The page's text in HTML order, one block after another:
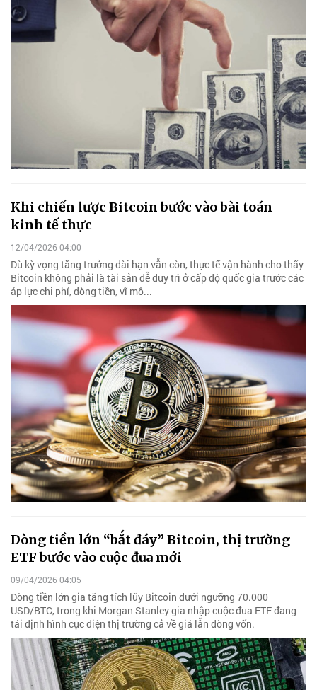
Khi chiến lược Bitcoin bước vào bài toán
kinh tế thực
12/04/2026 04:00
Dù kỳ vọng tăng trưởng dài hạn vẫn còn, thực tế vận hành cho thấy
Bitcoin không phải là tài sản dễ duy trì ở cấp độ quốc gia trước các
áp lực chi phí, dòng tiền, vĩ mô...
Dòng tiền lớn “bắt đáy” Bitcoin, thị trường
ETF bước vào cuộc đua mới
09/04/2026 04:05
Dòng tiền lớn gia tăng tích lũy Bitcoin dưới ngưỡng 70.000
USD/BTC, trong khi Morgan Stanley gia nhập cuộc đua ETF đang
tái định hình cục diện thị trường cả về giá lẫn dòng vốn.